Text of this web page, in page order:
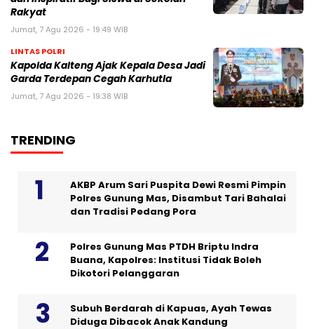
Rakyat
Jumat, 7 Agu 2026 - 19:49 WIB
LINTAS POLRI
Kapolda Kalteng Ajak Kepala Desa Jadi
Garda Terdepan Cegah Karhutla
Jumat, 7 Agu 2026 - 19:38 WIB
TRENDING
AKBP Arum Sari Puspita Dewi Resmi Pimpin
Polres Gunung Mas, Disambut Tari Bahalai
dan Tradisi Pedang Pora
Polres Gunung Mas PTDH Briptu Indra
Buana, Kapolres: Institusi Tidak Boleh
Dikotori Pelanggaran
Subuh Berdarah di Kapuas, Ayah Tewas
Diduga Dibacok Anak Kandung